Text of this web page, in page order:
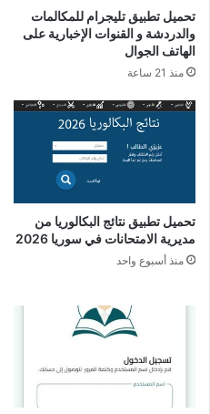
تحميل تطبيق تليجرام للمكالمات
والدردشة و القنوات الإخبارية على
الهاتف الجوال
منذ 21 ساعة
تحميل تطبيق نتائج البكالوريا من
مديرية الامتحانات في سوريا 2026
منذ أسبوع واحد